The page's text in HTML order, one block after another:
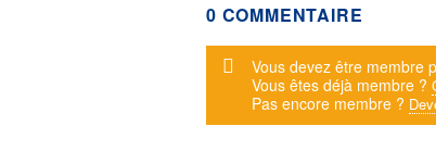
0 COMMENTAIRE
Message d'alerte
Vous devez être membre
Vous êtes déjà membre ?
Pas encore membre ?